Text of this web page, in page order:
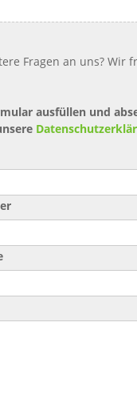
Fragen an uns? Wir
ausfüllen und